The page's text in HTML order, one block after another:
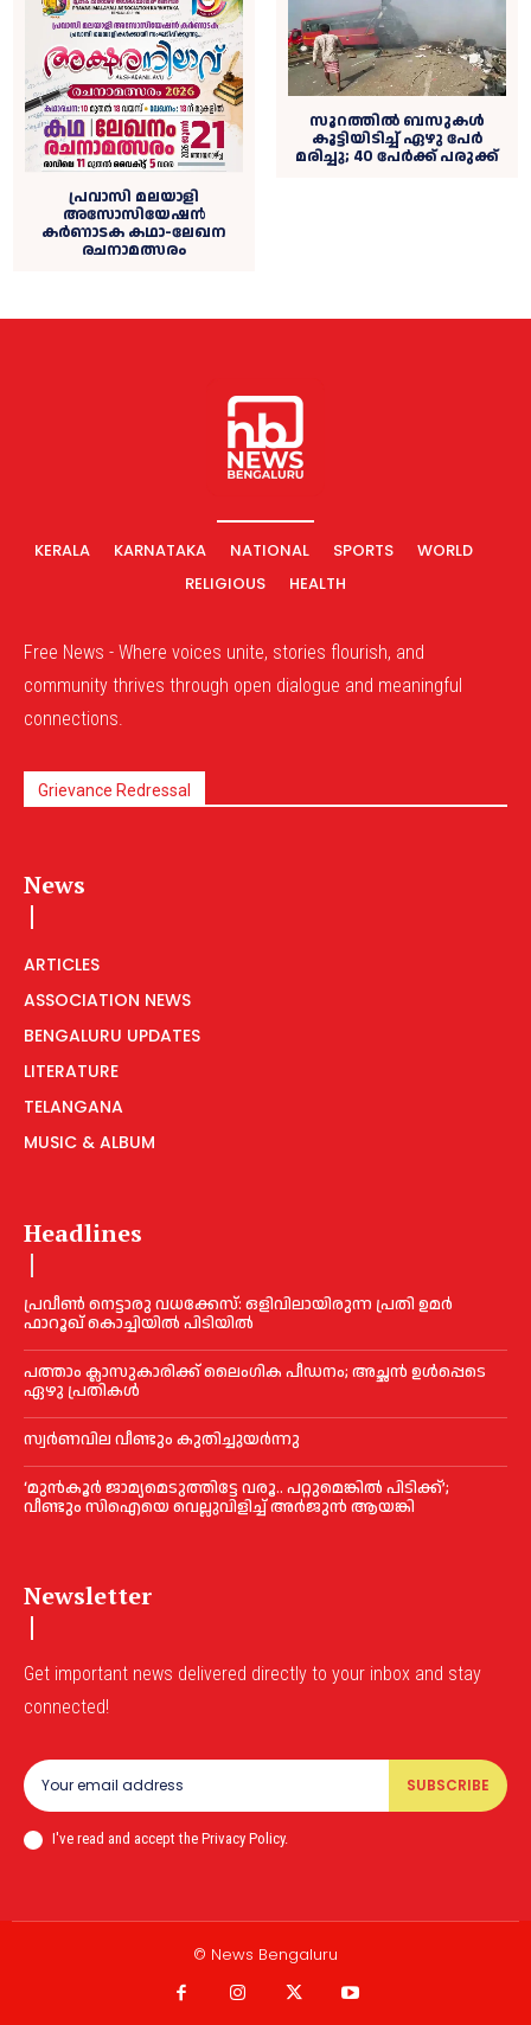
പ്രവാസി മലയാളി
അസോസിയേഷൻ
കർണാടക കഥാ-ലേഖന
രചനാമത്സരം
സൂറത്തിൽ ബസുകൾ
കൂട്ടിയിടിച്ച് ഏഴു പേർ
മരിച്ചു; 40 പേർക്ക് പരുക്ക്
KERALA KARNATAKA NATIONAL SPORTS
WORLD
RELIGIOUS
HEALTH
Free News - Where voices unite, stories flourish, and
community thrives through open dialogue and meaningful
connections.
Grievance Redressal
News
ARTICLES
ASSOCIATION NEWS
BENGALURU UPDATES
LITERATURE
TELANGANA
MUSIC & ALBUM
Headlines
പ്രവീണ്‍ നെട്ടാരു വധക്കേസ്: ഒളിവിലായിരുന്ന പ്രതി ഉമര്‍
ഫാറൂഖ് കൊച്ചിയില്‍ പിടിയില്‍
പത്താം ക്ലാസുകാരിക്ക് ലൈംഗിക പീഡനം; അച്ഛന്‍ ഉള്‍പ്പെടെ
ഏഴു പ്രതികള്‍
സ്വർണവില വീണ്ടും കുതിച്ചുയർന്നു
‘മുൻ‌കൂര്‍ ജാമ്യമെടുത്തിട്ടേ വരൂ.. പറ്റുമെങ്കില്‍ പിടിക്ക്’;
വീണ്ടും സിഐയെ വെല്ലുവിളിച്ച്‌ അര്‍ജുന്‍ ആയങ്കി
Newsletter
Get important news delivered directly to your inbox and stay
connected!
SUBSCRIBE
I've read and accept the Privacy Policy.
© News Bengaluru